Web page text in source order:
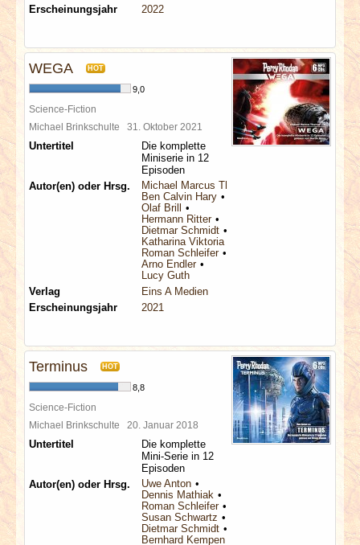
Erscheinungsjahr
2022
WEGA HOT
9,0
Science-Fiction
Michael Brinkschulte 31. Oktober 2021
Untertitel
Die komplette
Miniserie in 12
Episoden
Autor(en) oder Hrsg.
Michael Marcus Thurner
Ben Calvin Hary
Olaf Brill
Hermann Ritter
Dietmar Schmidt
Katharina Viktoria Haderer
Roman Schleifer
Arno Endler
Lucy Guth
Verlag
Eins A Medien
Erscheinungsjahr
2021
Terminus HOT
8,8
Science-Fiction
Michael Brinkschulte 20. Januar 2018
Untertitel
Die komplette
Mini-Serie in 12
Episoden
Autor(en) oder Hrsg.
Uwe Anton
Dennis Mathiak
Roman Schleifer
Susan Schwartz
Dietmar Schmidt
Bernhard Kempen